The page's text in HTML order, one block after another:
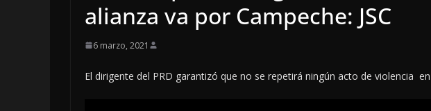
alianza va por Campeche: JSC
6 marzo, 2021
El dirigente del PRD garantizó que no se repetirá ningún acto de violencia